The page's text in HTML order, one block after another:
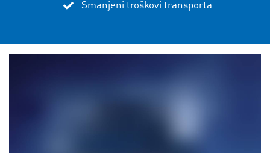
Smanjeni troškovi transporta